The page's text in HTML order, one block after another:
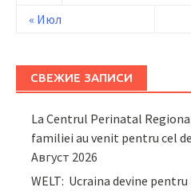
« Июл
СВЕЖИЕ ЗАПИСИ
La Centrul Perinatal
familiei au venit pentru cel
Август 2026
WELT: Ucraina devine